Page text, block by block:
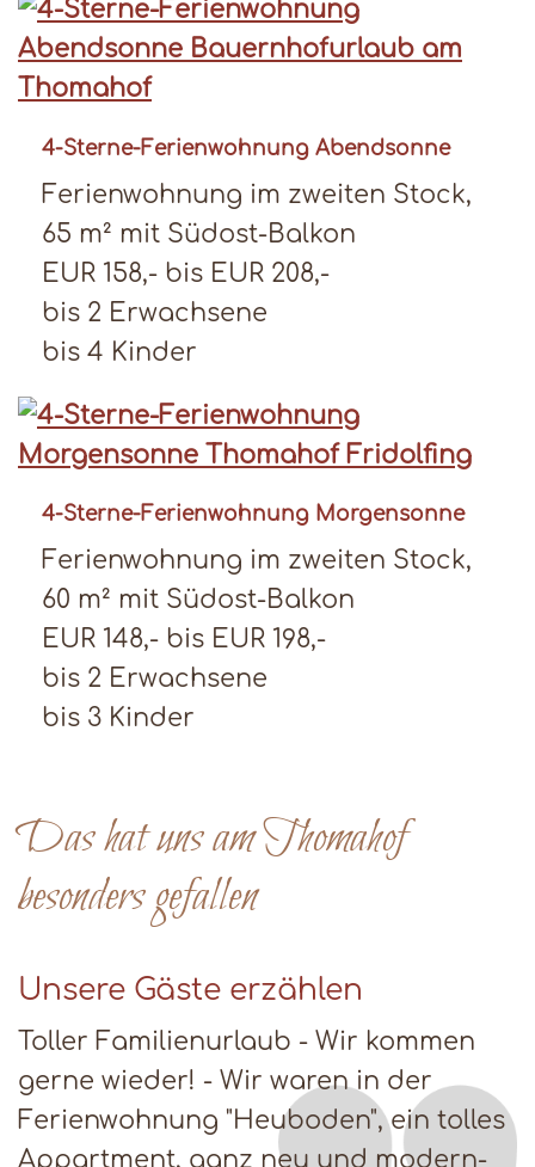
4-Sterne-Ferienwohnung Abendsonne
Ferienwohnung im zweiten Stock,
65 m² mit Südost-Balkon
EUR 158,- bis EUR 208,-
bis 2 Erwachsene
bis 4 Kinder
4-Sterne-Ferienwohnung Morgensonne
Ferienwohnung im zweiten Stock,
60 m² mit Südost-Balkon
EUR 148,- bis EUR 198,-
bis 2 Erwachsene
bis 3 Kinder
Das hat uns am Thomahof
besonders gefallen
Unsere Gäste erzählen
Toller Familienurlaub - Wir kommen
gerne wieder! - Wir waren in der
Ferienwohnung "Heuboden", ein tolles
Appartment, ganz neu und modern-